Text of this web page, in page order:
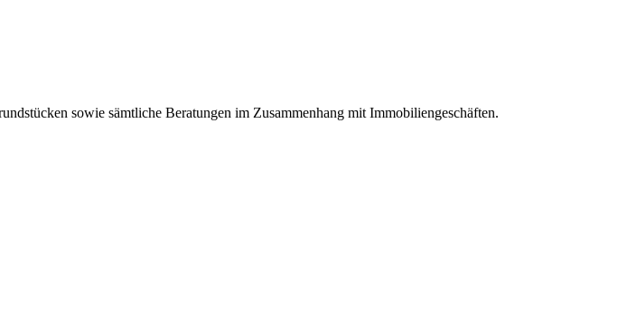
sowie sämtliche Beratungen im Zusammenhang mit Immobiliengeschäften.